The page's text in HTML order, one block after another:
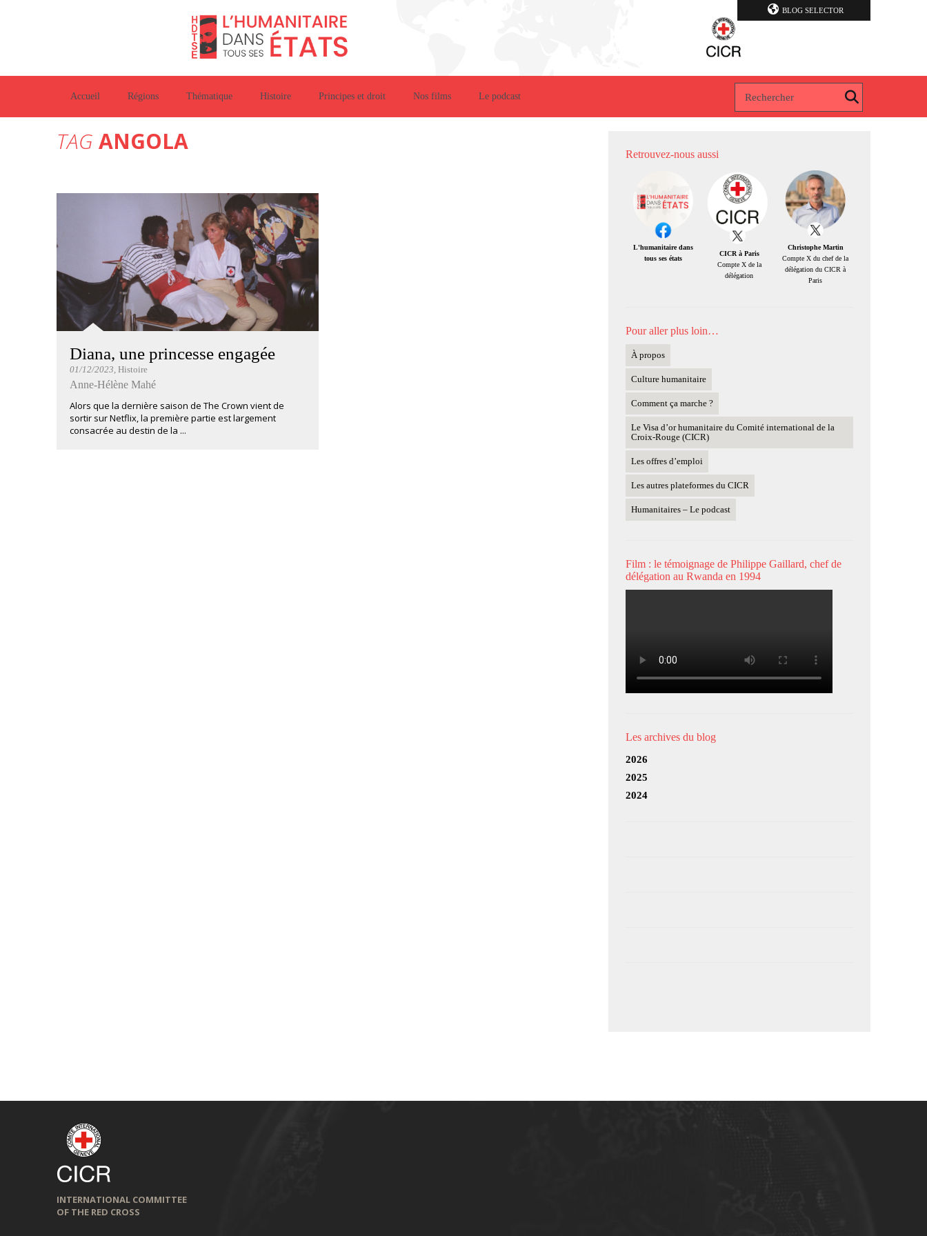
BLOG SELECTOR
Accueil Régions Thématique Histoire Principes et droit Nos films Le podcast
TAG ANGOLA
Diana, une princesse engagée
01/12/2023, Histoire
Anne-Hélène Mahé
Alors que la dernière saison de The Crown vient de
sortir sur Netflix, la première partie est largement
consacrée au destin de la ...
Retrouvez-nous aussi
L'humanitaire dans
tous ses états
CICR à Paris
Compte X de la
délégation
Christophe Martin
Compte X du chef de la
délégation du CICR à
Paris
Pour aller plus loin…
À propos
Culture humanitaire
Comment ça marche ?
Le Visa d’or humanitaire du Comité international de la
Croix-Rouge (CICR)
Les offres d’emploi
Les autres plateformes du CICR
Humanitaires – Le podcast
Film : le témoignage de Philippe Gaillard, chef de
délégation au Rwanda en 1994
Les archives du blog
2026
2025
2024
INTERNATIONAL COMMITTEE
OF THE RED CROSS